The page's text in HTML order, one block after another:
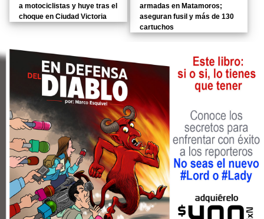
a motociclistas y huye tras el
choque en Ciudad Victoria
armadas en Matamoros;
aseguran fusil y más de 130
cartuchos